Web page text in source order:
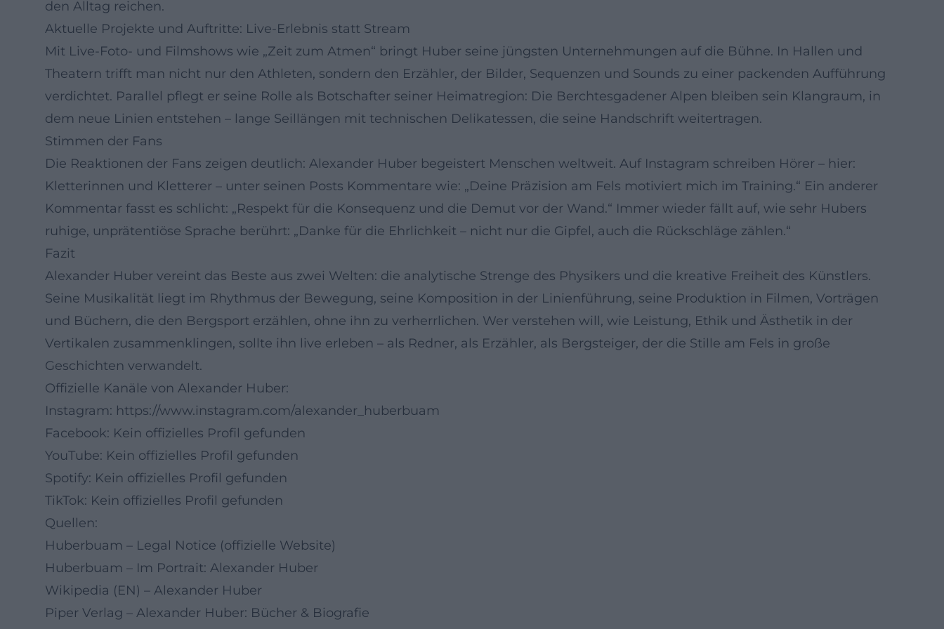
den Alltag reichen.
Aktuelle Projekte und Auftritte: Live-Erlebnis statt Stream
Mit Live-Foto- und Filmshows wie „Zeit zum Atmen“ bringt Huber seine jüngsten Unternehmungen auf die Bühne. In Hallen und
Theatern trifft man nicht nur den Athleten, sondern den Erzähler, der Bilder, Sequenzen und Sounds zu einer packenden Aufführung
verdichtet. Parallel pflegt er seine Rolle als Botschafter seiner Heimatregion: Die Berchtesgadener Alpen bleiben sein Klangraum, in
dem neue Linien entstehen – lange Seillängen mit technischen Delikatessen, die seine Handschrift weitertragen.
Stimmen der Fans
Die Reaktionen der Fans zeigen deutlich: Alexander Huber begeistert Menschen weltweit. Auf Instagram schreiben Hörer – hier:
Kletterinnen und Kletterer – unter seinen Posts Kommentare wie: „Deine Präzision am Fels motiviert mich im Training.“ Ein anderer
Kommentar fasst es schlicht: „Respekt für die Konsequenz und die Demut vor der Wand.“ Immer wieder fällt auf, wie sehr Hubers
ruhige, unprätentiöse Sprache berührt: „Danke für die Ehrlichkeit – nicht nur die Gipfel, auch die Rückschläge zählen.“
Fazit
Alexander Huber vereint das Beste aus zwei Welten: die analytische Strenge des Physikers und die kreative Freiheit des Künstlers.
Seine Musikalität liegt im Rhythmus der Bewegung, seine Komposition in der Linienführung, seine Produktion in Filmen, Vorträgen
und Büchern, die den Bergsport erzählen, ohne ihn zu verherrlichen. Wer verstehen will, wie Leistung, Ethik und Ästhetik in der
Vertikalen zusammenklingen, sollte ihn live erleben – als Redner, als Erzähler, als Bergsteiger, der die Stille am Fels in große
Geschichten verwandelt.
Offizielle Kanäle von Alexander Huber:
Instagram: https://www.instagram.com/alexander_huberbuam
Facebook: Kein offizielles Profil gefunden
YouTube: Kein offizielles Profil gefunden
Spotify: Kein offizielles Profil gefunden
TikTok: Kein offizielles Profil gefunden
Quellen:
Huberbuam – Legal Notice (offizielle Website)
Huberbuam – Im Portrait: Alexander Huber
Wikipedia (EN) – Alexander Huber
Piper Verlag – Alexander Huber: Bücher & Biografie